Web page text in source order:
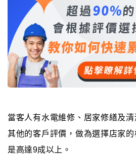
當客人有水電維修、居家修繕及
其他的客戶評價，做為選擇店家
是高達9成以上。